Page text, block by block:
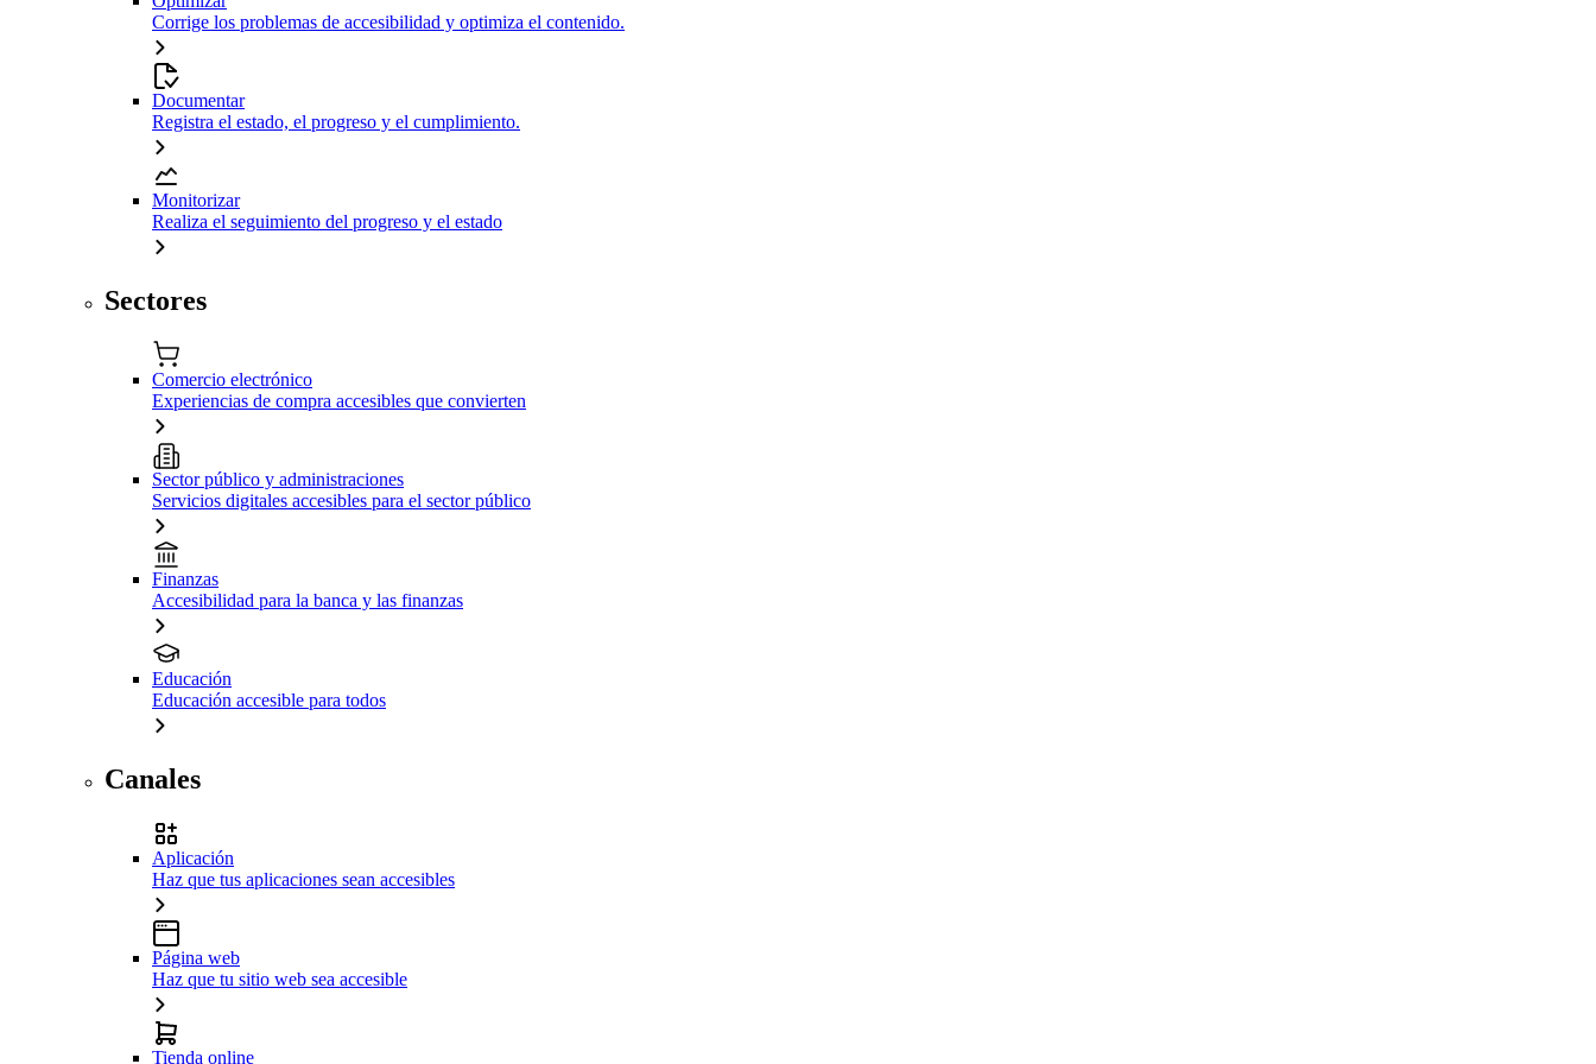
Corrige los problemas de accesibilidad y optimiza el contenido.
Documentar
Registra el estado, el progreso y el cumplimiento.
Monitorizar
Realiza el seguimiento del progreso y el estado
Sectores
Comercio electrónico
Experiencias de compra accesibles que convierten
Sector público y administraciones
Servicios digitales accesibles para el sector público
Finanzas
Accesibilidad para la banca y las finanzas
Educación
Educación accesible para todos
Canales
Aplicación
Haz que tus aplicaciones sean accesibles
Página web
Haz que tu sitio web sea accesible
Tienda online